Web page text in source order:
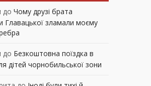
до Чому друзі брата
Главацької зламали моєму
до Безкоштовна поїздка в
дітей чорнобильської зони